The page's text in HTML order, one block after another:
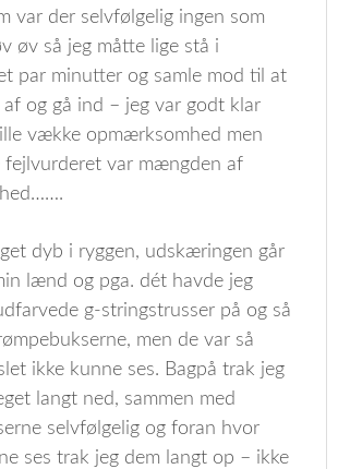
var der selvfølgelig ingen som
øv så jeg måtte lige stå i
par minutter og samle mod til at
og gå ind – jeg var godt klar
vække opmærksomhed men
fejlvurderet var mængden af
dyb i ryggen, udskæringen går
lænd og pga. dét havde jeg
g-stringstrusser på og så
men de var så
ikke kunne ses. Bagpå trak jeg
langt ned, sammen med
selvfølgelig og foran hvor
ses trak jeg dem langt op – ikke